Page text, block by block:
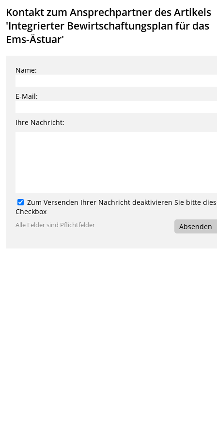
Kontakt zum Ansprechpartner des Artikels
'Integrierter Bewirtschaftungsplan für das
Ems-Ästuar'
Name:
E-Mail:
Ihre Nachricht:
Zum Versenden Ihrer Nachricht deaktivieren Sie bitte
Checkbox
Alle Felder sind Pflichtfelder Absenden